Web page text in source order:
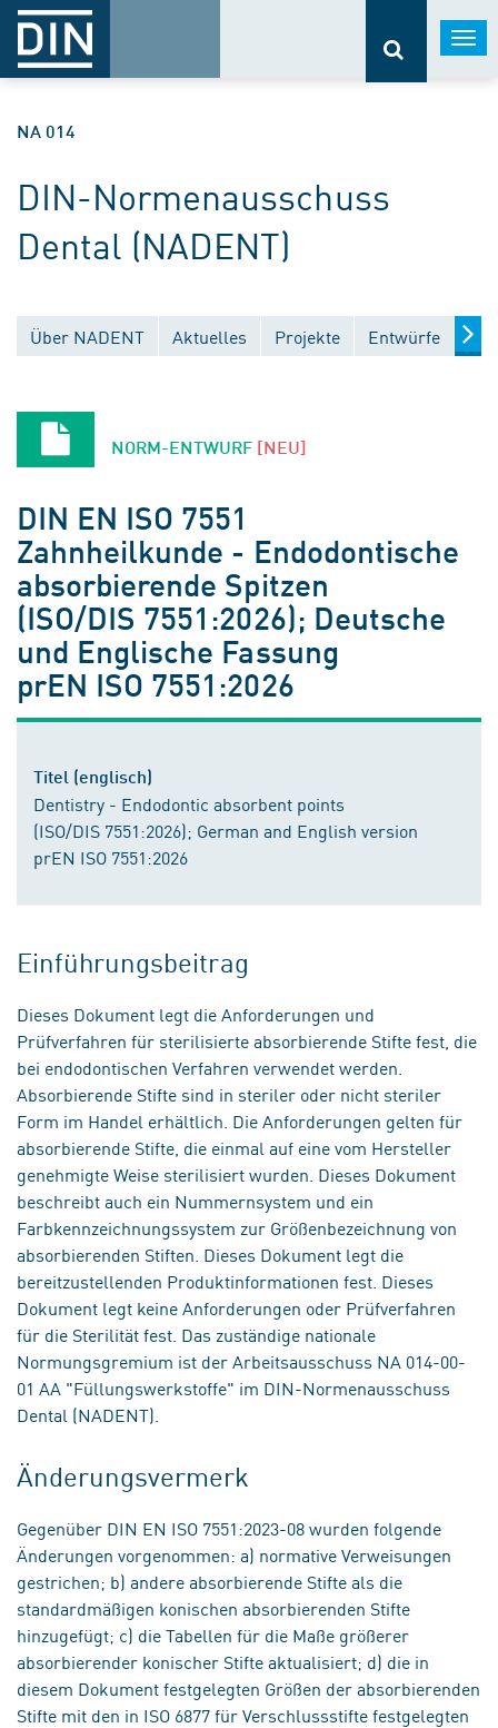
NA 014
DIN-Normenausschuss
Dental (NADENT)
Über NADENT Aktuelles Projekte Entwürfe
NORM-ENTWURF [NEU]
DIN EN ISO 7551
Zahnheilkunde - Endodontische
absorbierende Spitzen
(ISO/DIS 7551:2026); Deutsche
und Englische Fassung
prEN ISO 7551:2026
Titel (englisch)
Dentistry - Endodontic absorbent points
(ISO/DIS 7551:2026); German and English version
prEN ISO 7551:2026
Einführungsbeitrag
Dieses Dokument legt die Anforderungen und
Prüfverfahren für sterilisierte absorbierende Stifte fest, die
bei endodontischen Verfahren verwendet werden.
Absorbierende Stifte sind in steriler oder nicht steriler
Form im Handel erhältlich. Die Anforderungen gelten für
absorbierende Stifte, die einmal auf eine vom Hersteller
genehmigte Weise sterilisiert wurden. Dieses Dokument
beschreibt auch ein Nummernsystem und ein
Farbkennzeichnungssystem zur Größenbezeichnung von
absorbierenden Stiften. Dieses Dokument legt die
bereitzustellenden Produktinformationen fest. Dieses
Dokument legt keine Anforderungen oder Prüfverfahren
für die Sterilität fest. Das zuständige nationale
Normungsgremium ist der Arbeitsausschuss NA 014-00-
01 AA "Füllungswerkstoffe" im DIN-Normenausschuss
Dental (NADENT).
Änderungsvermerk
Gegenüber DIN EN ISO 7551:2023-08 wurden folgende
Änderungen vorgenommen: a) normative Verweisungen
gestrichen; b) andere absorbierende Stifte als die
standardmäßigen konischen absorbierenden Stifte
hinzugefügt; c) die Tabellen für die Maße größerer
absorbierender konischer Stifte aktualisiert; d) die in
diesem Dokument festgelegten Größen der absorbierenden
Stifte mit den in ISO 6877 für Verschlussstifte festgelegten